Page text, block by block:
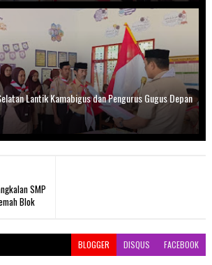
Lantik Kamabigus dan Pengurus Gugus Depan
SMP
Blok
BLOGGER DISQUS FACEBOOK